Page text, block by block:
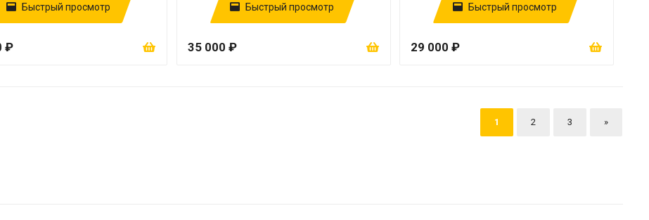
Быстрый просмотр
₽
Быстрый просмотр
35 000 ₽
Быстрый просмотр
29 000 ₽
1 2 3 »